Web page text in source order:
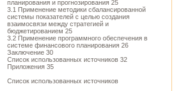
планирования и прогнозирования 25
3.1 Применение методики сбалансированной
системы показателей с целью создания
взаимосвязи между стратегией и
бюджетированием 25
3.2 Применение программного обеспечения в
системе финансового планирования 26
Заключение 30
Список использованных источников 32
Приложения 35
Список использованных источников